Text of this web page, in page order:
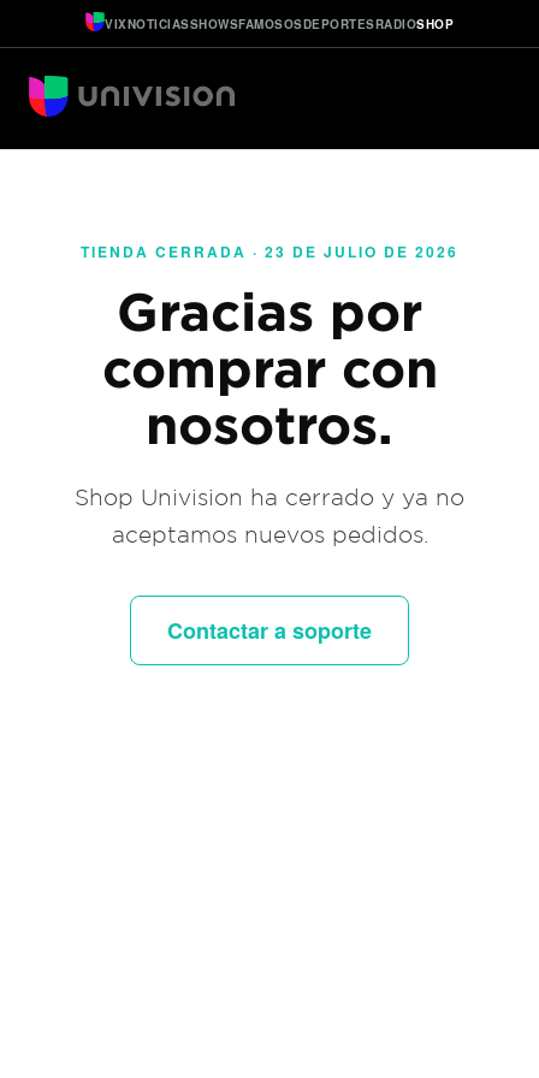
VIXNOTICIASSHOWSFAMOSOSDEPORTESRADIOSHOP
TIENDA CERRADA · 23 DE JULIO DE 2026
Gracias por
comprar con
nosotros.
Shop Univision ha cerrado y ya no
aceptamos nuevos pedidos.
Contactar a soporte